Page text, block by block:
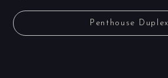
Penthouse Duplex